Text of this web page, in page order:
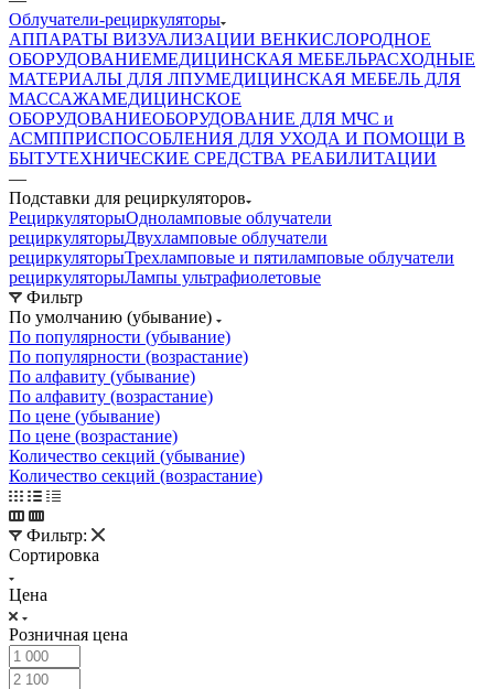
Облучатели-рециркуляторы
АППАРАТЫ ВИЗУАЛИЗАЦИИ ВЕНКИСЛОРОДНОЕ
ОБОРУДОВАНИЕМЕДИЦИНСКАЯ МЕБЕЛЬРАСХОДНЫЕ
МАТЕРИАЛЫ ДЛЯ ЛПУМЕДИЦИНСКАЯ МЕБЕЛЬ ДЛЯ
МАССАЖАМЕДИЦИНСКОЕ
ОБОРУДОВАНИЕОБОРУДОВАНИЕ ДЛЯ МЧС и
АСМППРИСПОСОБЛЕНИЯ ДЛЯ УХОДА И ПОМОЩИ В
БЫТУТЕХНИЧЕСКИЕ СРЕДСТВА РЕАБИЛИТАЦИИ
—
Подставки для рециркуляторов
РециркуляторыОдноламповые облучатели
рециркуляторыДвухламповые облучатели
рециркуляторыТрехламповые и пятиламповые облучатели
рециркуляторыЛампы ультрафиолетовые
Фильтр
По умолчанию (убывание)
По популярности (убывание)
По популярности (возрастание)
По алфавиту (убывание)
По алфавиту (возрастание)
По цене (убывание)
По цене (возрастание)
Количество секций (убывание)
Количество секций (возрастание)
Фильтр:
Сортировка
Цена
Розничная цена